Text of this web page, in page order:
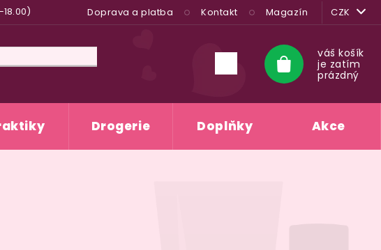
Doprava a platba Kontakt Magazín CZK
Nákupní
košík
váš košík
je zatím
prázdný
Drogerie Doplňky Akce